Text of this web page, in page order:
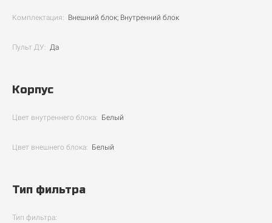
Комплектация: Внешний блок; Внутренний блок
Пульт ДУ: Да
Корпус
Цвет внутреннего блока: Белый
Цвет внешнего блока: Белый
Тип фильтра
Тип фильтра: